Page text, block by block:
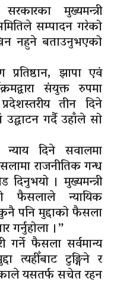
मुख्यमन्त्री
सम्पादन गरेको
नहुने बताउनुभएको
झापा एवं
संयुक्त रुपमा
तीन दिने
गर्दै उहाँले सो
न्याय दिने सवालमा
राजनीतिक गन्ध
। मुख्यमन्त्री
फैसलाले न्यायिक
पनि मुद्दाको फैसला
गर्नुहोला ।”
गर्ने फैसला सर्वमान्य
त्यहीँबाट टुङ्गिने र
यसतर्फ सचेत रहन